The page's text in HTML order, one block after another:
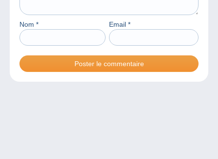
Nom * Email *